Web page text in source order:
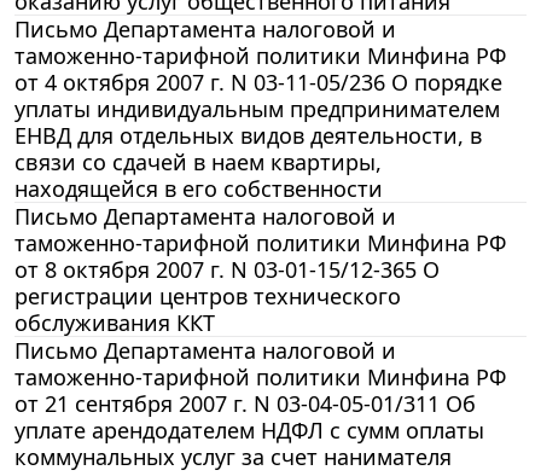
Письмо Департамента налоговой и
таможенно-тарифной политики Минфина РФ
от 4 октября 2007 г. N 03-11-05/236 О порядке
уплаты индивидуальным предпринимателем
ЕНВД для отдельных видов деятельности, в
связи со сдачей в наем квартиры,
находящейся в его собственности
Письмо Департамента налоговой и
таможенно-тарифной политики Минфина РФ
от 8 октября 2007 г. N 03-01-15/12-365 О
регистрации центров технического
обслуживания ККТ
Письмо Департамента налоговой и
таможенно-тарифной политики Минфина РФ
от 21 сентября 2007 г. N 03-04-05-01/311 Об
уплате арендодателем НДФЛ с сумм оплаты
коммунальных услуг за счет нанимателя